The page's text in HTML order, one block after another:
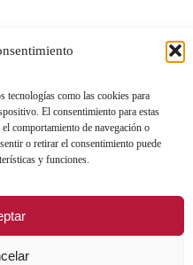
tecnologías como las cookies para
El consentimiento para estas
comportamiento de navegación o
o retirar el consentimiento puede
y funciones.
DE TRATAMIENTO